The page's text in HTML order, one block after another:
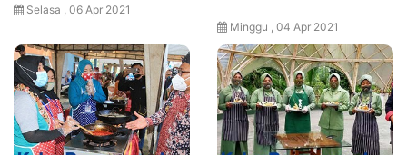
Selasa , 06 Apr 2021
Minggu , 04 Apr 2021